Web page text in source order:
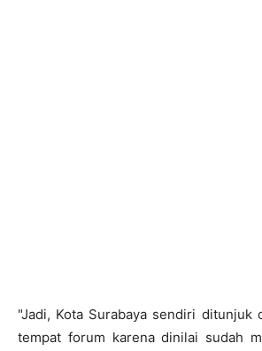
"Jadi, Kota Surabaya sendiri ditunjuk
tempat forum karena dinilai sudah